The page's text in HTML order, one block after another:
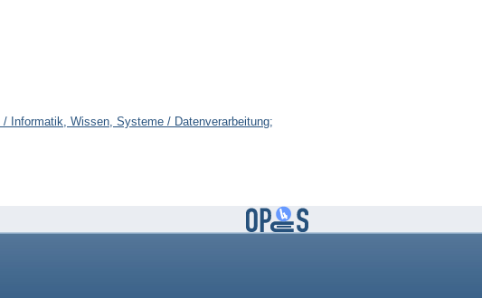
Informatik, Wissen, Systeme / Datenverarbeitung;